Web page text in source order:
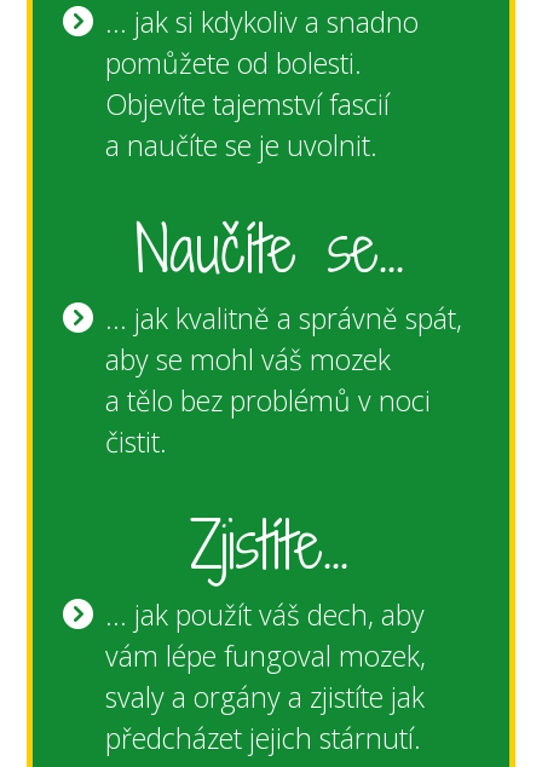
... jak si kdykoliv a snadno
pomůžete od bolesti.
Objevíte tajemství fascií
a naučíte se je uvolnit.
Naučíte se...
... jak kvalitně a správně spát,
aby se mohl váš mozek
a tělo bez problémů v noci
čistit.
Zjistíte...
... jak použít váš dech, aby
vám lépe fungoval mozek,
svaly a orgány a zjistíte jak
předcházet jejich stárnutí.